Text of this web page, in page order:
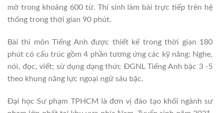
mở trong khoảng 600 từ. Thí sinh làm bài trực tiếp trên hệ
thống trong thời gian 90 phút.
Bài thi môn Tiếng Anh được thiết kế trong thời gian 180
phút có cấu trúc gồm 4 phần tương ứng các kỹ năng: Nghe,
nói, đọc, viết; sử dụng dạng thức ĐGNL Tiếng Anh bậc 3 -5
theo khung năng lực ngoại ngữ sáu bậc.
Đại học Sư phạm TPHCM là đơn vị đào tạo khối ngành sư